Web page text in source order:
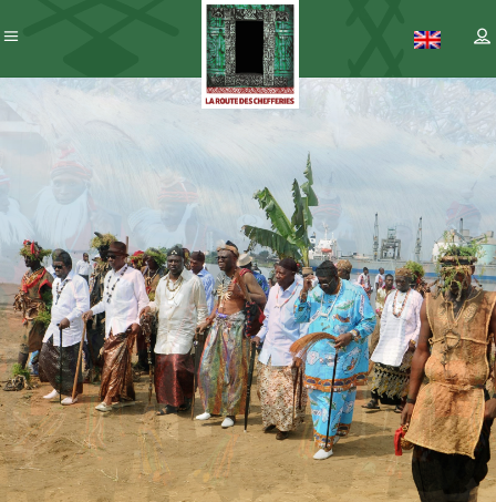
Patrimoine
– ICC